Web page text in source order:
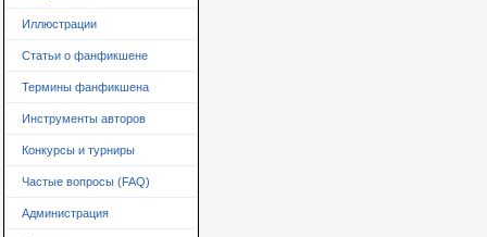
Иллюстрации
Статьи о фанфикшене
Термины фанфикшена
Инструменты авторов
Конкурсы и турниры
Частые вопросы (FAQ)
Администрация